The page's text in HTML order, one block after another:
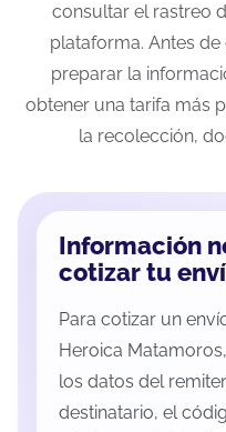
consultar el rastreo
plataforma. Antes
preparar la
obtener una tarifa más
la recolección,
Información
cotizar tu
Para cotizar un
Heroica
los datos del
destinatario, el